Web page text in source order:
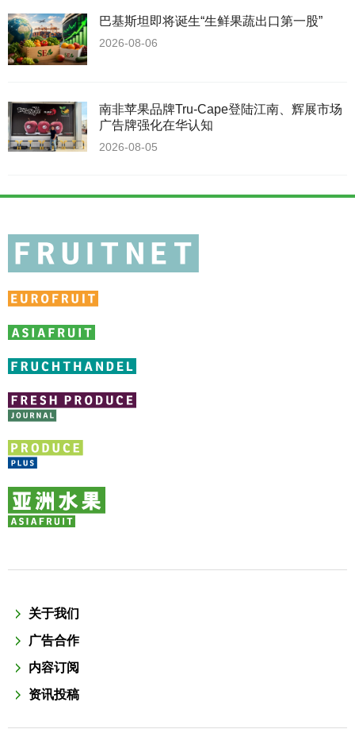
巴基斯坦即将诞生“生鲜果蔬出口第一股”
2026-08-06
南非苹果品牌Tru-Cape登陆江南、辉展市场
广告牌强化在华认知
2026-08-05
关于我们
广告合作
内容订阅
资讯投稿